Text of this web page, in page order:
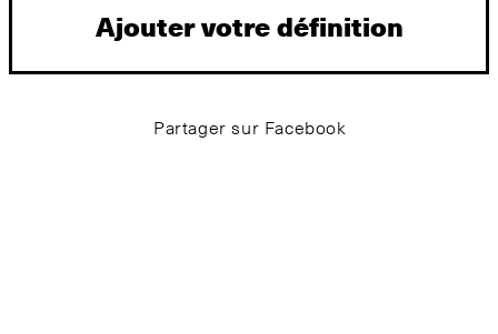
Ajouter votre définition
Partager sur Facebook